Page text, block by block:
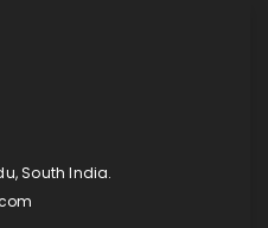
South India.